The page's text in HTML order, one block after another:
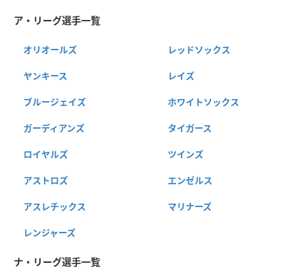
ア・リーグ選手一覧
オリオールズ レッドソックス
ヤンキース レイズ
ブルージェイズ ホワイトソックス
ガーディアンズ タイガース
ロイヤルズ ツインズ
アストロズ エンゼルス
アスレチックス マリナーズ
レンジャーズ
ナ・リーグ選手一覧